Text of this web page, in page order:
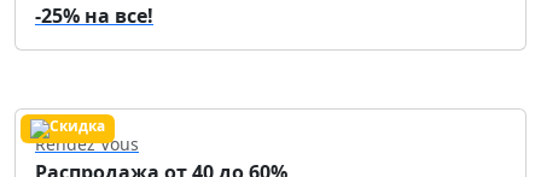
-25% на все!
Rendez Vous